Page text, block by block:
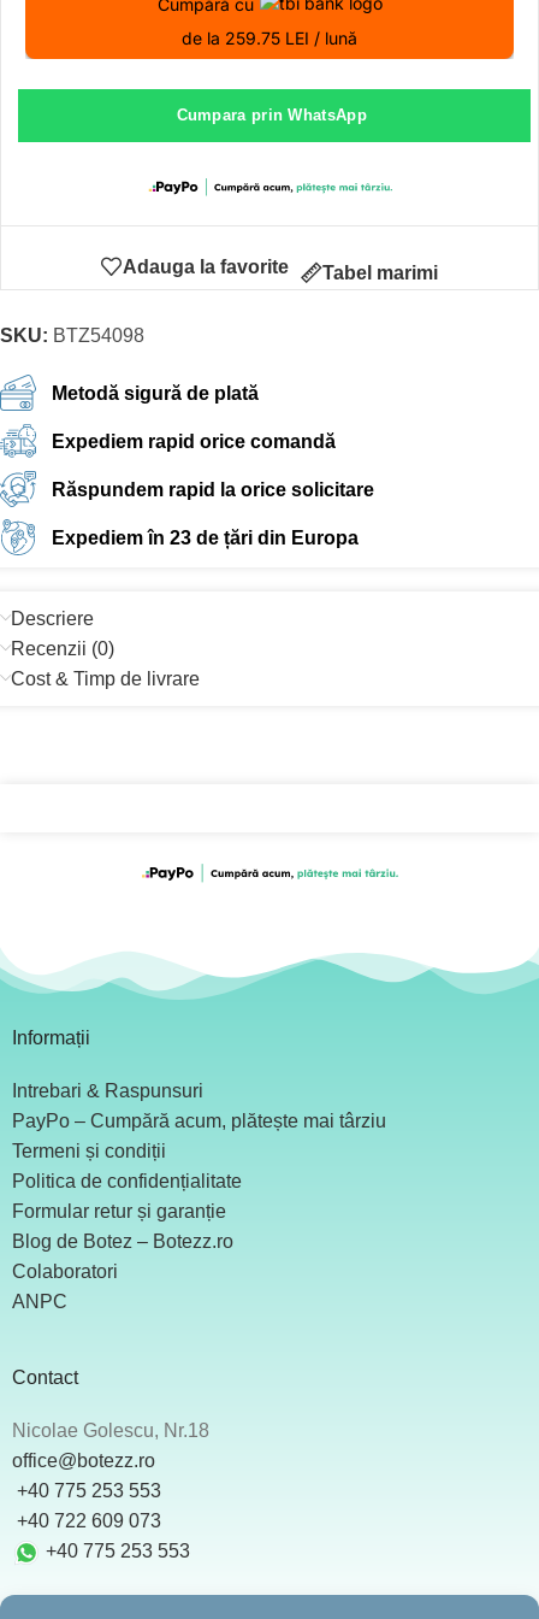
Cumpără cu
de la 259.75 LEI / lună
Cumpara prin WhatsApp
Adauga la favorite Tabel marimi
SKU: BTZ54098
Metodă sigură de plată
Expediem rapid orice comandă
Răspundem rapid la orice solicitare
Expediem în 23 de țări din Europa
Descriere
Recenzii (0)
Cost & Timp de livrare
Informații
Intrebari & Raspunsuri
PayPo – Cumpără acum, plătește mai târziu
Termeni și condiții
Politica de confidențialitate
Formular retur și garanție
Blog de Botez – Botezz.ro
Colaboratori
ANPC
Contact
Nicolae Golescu, Nr.18
office@botezz.ro
+40 775 253 553
‪ +40 722 609 073
+40 775 253 553